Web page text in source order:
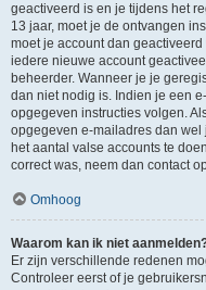
geactiveerd is en je tijdens het
13 jaar, moet je de ontvangen
moet je account dan
iedere nieuwe account
beheerder. Wanneer je je
dan niet nodig is. Indien je een
opgegeven instructies volgen.
opgegeven e-mailadres dan
het aantal valse accounts te
correct was, neem dan contact
Omhoog
Waarom kan ik niet
Er zijn verschillende redenen
Controleer eerst of je